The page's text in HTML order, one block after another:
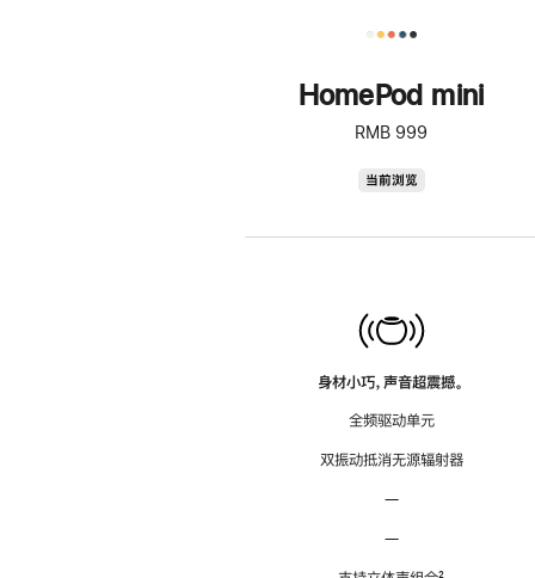
HomePod mini
RMB 999
当前浏览
身材小巧，声音超震撼。
全频驱动单元
双振动抵消无源辐射器
—
—